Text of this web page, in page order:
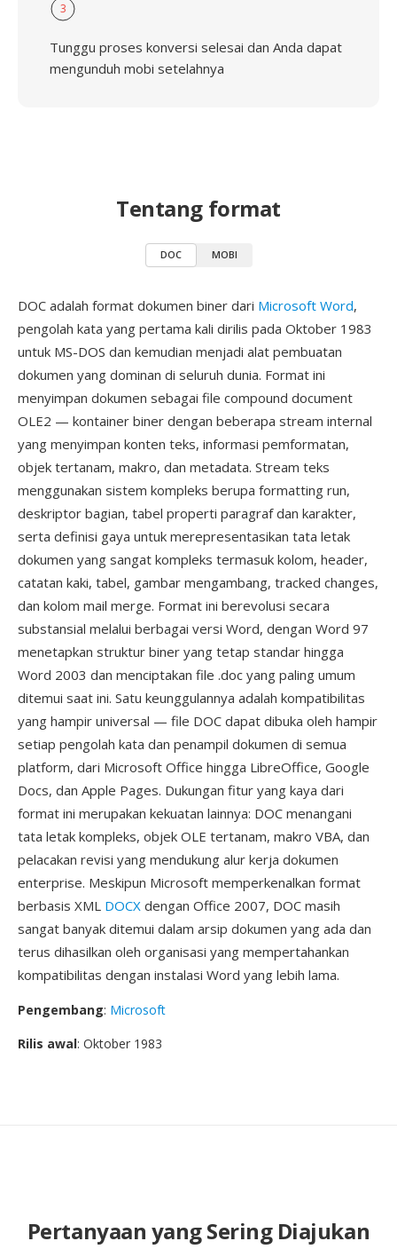
3
Tunggu proses konversi selesai dan Anda dapat
mengunduh mobi setelahnya
Tentang format
DOC MOBI
DOC adalah format dokumen biner dari Microsoft Word,
pengolah kata yang pertama kali dirilis pada Oktober 1983
untuk MS-DOS dan kemudian menjadi alat pembuatan
dokumen yang dominan di seluruh dunia. Format ini
menyimpan dokumen sebagai file compound document
OLE2 — kontainer biner dengan beberapa stream internal
yang menyimpan konten teks, informasi pemformatan,
objek tertanam, makro, dan metadata. Stream teks
menggunakan sistem kompleks berupa formatting run,
deskriptor bagian, tabel properti paragraf dan karakter,
serta definisi gaya untuk merepresentasikan tata letak
dokumen yang sangat kompleks termasuk kolom, header,
catatan kaki, tabel, gambar mengambang, tracked changes,
dan kolom mail merge. Format ini berevolusi secara
substansial melalui berbagai versi Word, dengan Word 97
menetapkan struktur biner yang tetap standar hingga
Word 2003 dan menciptakan file .doc yang paling umum
ditemui saat ini. Satu keunggulannya adalah kompatibilitas
yang hampir universal — file DOC dapat dibuka oleh hampir
setiap pengolah kata dan penampil dokumen di semua
platform, dari Microsoft Office hingga LibreOffice, Google
Docs, dan Apple Pages. Dukungan fitur yang kaya dari
format ini merupakan kekuatan lainnya: DOC menangani
tata letak kompleks, objek OLE tertanam, makro VBA, dan
pelacakan revisi yang mendukung alur kerja dokumen
enterprise. Meskipun Microsoft memperkenalkan format
berbasis XML DOCX dengan Office 2007, DOC masih
sangat banyak ditemui dalam arsip dokumen yang ada dan
terus dihasilkan oleh organisasi yang mempertahankan
kompatibilitas dengan instalasi Word yang lebih lama.
Pengembang: Microsoft
Rilis awal: Oktober 1983
Pertanyaan yang Sering Diajukan